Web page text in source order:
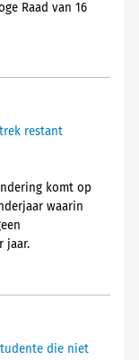
Raad van 16
restant
komt op
waarin
jaar.
die niet